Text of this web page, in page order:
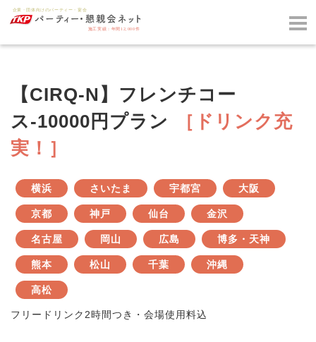
【CIRQ-N】フレンチコー
ス-10000円プラン
［ドリンク充
実！］
横浜 さいたま 宇都宮 大阪
京都 神戸 仙台 金沢
名古屋 岡山 広島 博多・天神
熊本 松山 千葉 沖縄
高松
フリードリンク2時間つき・会場使用料込